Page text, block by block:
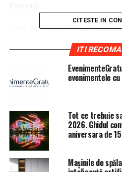
Până acum, ani buni, Marinel
interpretate de oricine după
răspundă, în exclusivitate,
Capital:Sunteţi unul dintre
foarte bogat în reuşite
dar pe internet circulă mult
doar“un securist care a tocat
lămuriţi cum stau lucrurile şi
ştampilă?
CITESTE IN
ITI
evenimentele
Tot ce trebuie
2026. Ghidul
aniversara de
Mașinile de